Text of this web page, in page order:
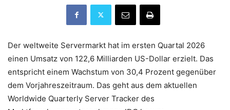
Der weltweite Servermarkt hat im ersten Quartal 2026
einen Umsatz von 122,6 Milliarden US-Dollar erzielt. Das
entspricht einem Wachstum von 30,4 Prozent gegenüber
dem Vorjahreszeitraum. Das geht aus dem aktuellen
Worldwide Quarterly Server Tracker des